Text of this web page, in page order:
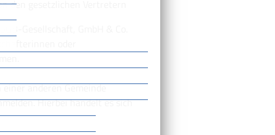
den gesetzlichen Vertretern
Gesellschaft, GmbH & Co.
oder
anderen Gemeinde
Hierbei handelt es sich